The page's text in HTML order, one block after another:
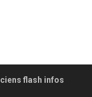
flash infos